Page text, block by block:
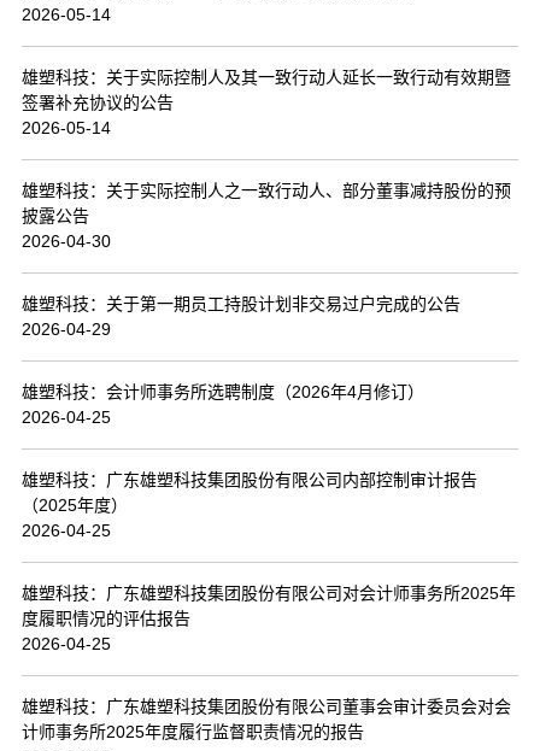
2026-05-14
雄塑科技：关于实际控制人及其一致行动人延长一致行动有效期暨
签署补充协议的公告
2026-05-14
雄塑科技：关于实际控制人之一致行动人、部分董事减持股份的预
披露公告
2026-04-30
雄塑科技：关于第一期员工持股计划非交易过户完成的公告
2026-04-29
雄塑科技：会计师事务所选聘制度（2026年4月修订）
2026-04-25
雄塑科技：广东雄塑科技集团股份有限公司内部控制审计报告
（2025年度）
2026-04-25
雄塑科技：广东雄塑科技集团股份有限公司对会计师事务所2025年
度履职情况的评估报告
2026-04-25
雄塑科技：广东雄塑科技集团股份有限公司董事会审计委员会对会
计师事务所2025年度履行监督职责情况的报告